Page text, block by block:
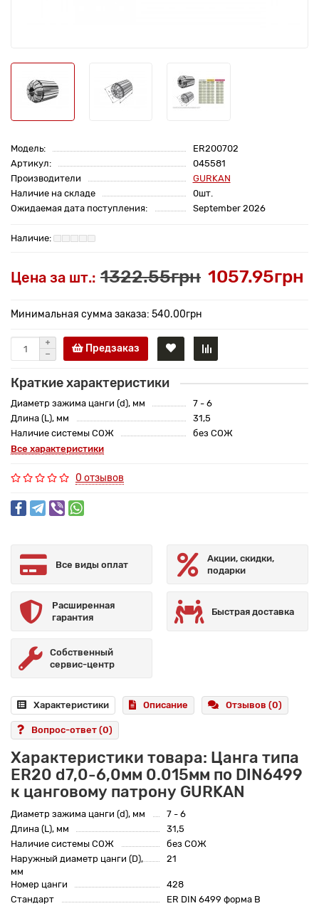
Модель:
ER200702
Артикул:
045581
Производители
GURKAN
Наличие на складе
0шт.
Ожидаемая дата поступления:
September 2026
Цена за шт.: 1322.55грн 1057.95грн
Минимальная сумма заказа: 540.00грн
Предзаказ
Краткие характеристики
Диаметр зажима цанги (d), мм
7 - 6
Длина (L), мм
31,5
Наличие системы СОЖ
без СОЖ
Все характеристики
0 отзывов
Все виды оплат
Акции, скидки,
подарки
Расширенная
гарантия
Быстрая доставка
Собственный
сервис-центр
Характеристики Описание Отзывов (0)
Вопрос-ответ (0)
Характеристики товара: Цанга типа
ER20 d7,0-6,0мм 0.015мм по DIN6499
к цанговому патрону GURKAN
Диаметр зажима цанги (d), мм
7 - 6
Длина (L), мм
31,5
Наличие системы СОЖ
без СОЖ
Наружный диаметр цанги (D),
мм
21
Номер цанги
428
Стандарт
ER DIN 6499 форма B